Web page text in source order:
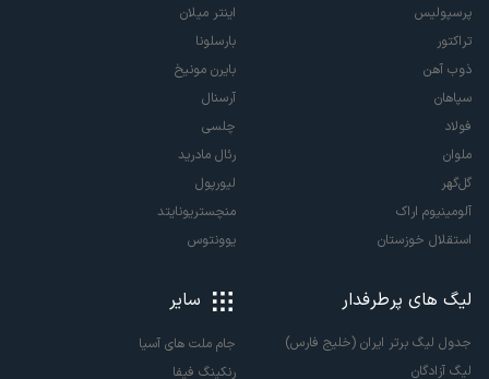
پرسپولیس
تراکتور
ذوب آهن
سپاهان
فولاد
ملوان
گل‌گهر
آلومینیوم اراک
استقلال خوزستان
اینتر میلان
بارسلونا
بایرن مونیخ
آرسنال
چلسی
رئال مادرید
لیورپول
منچستریونایتد
یوونتوس
لیگ های پرطرفدار
جدول لیگ برتر ایران (خلیج فارس)
لیگ آزادگان
سایر
جام ملت های آسیا
رنکینگ فیفا